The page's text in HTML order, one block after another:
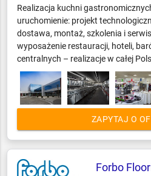
Realizacja kuchni
uruchomienie: projekt
dostawa, montaż, szkolenia i
wyposażenie restauracji, hoteli,
centralnych – realizacje w całej
ZAPYTAJ O
Forbo